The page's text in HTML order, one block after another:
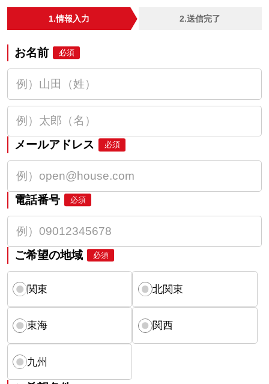
1.情報入力 2.送信完了
お名前 必須
メールアドレス 必須
電話番号 必須
ご希望の地域 必須
関東 北関東
東海 関西
九州